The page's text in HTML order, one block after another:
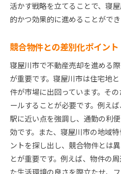
活かす戦略を立てることで、寝
的かつ効果的に進めることができ
競合物件との差別化ポイント
寝屋川市で不動産売却を進める
が重要です。寝屋川市は住宅地
件が市場に出回っています。そ
ールすることが必要です。例え
駅に近い点を強調し、通勤の利
効です。また、寝屋川市の地域
ントを探し出し、競合物件とは
とが重要です。例えば、物件の
た生活環境の良さを際立たせ、